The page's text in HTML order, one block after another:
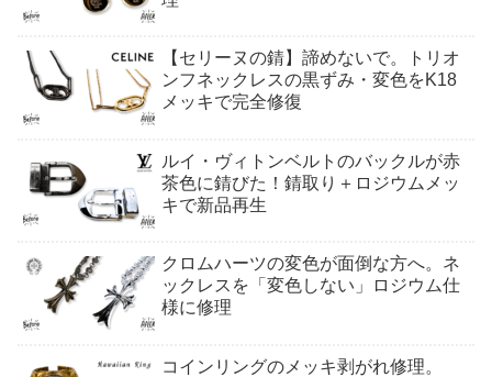
【セリーヌの錆】諦めないで。トリオ
ンフネックレスの黒ずみ・変色をK18
メッキで完全修復
ルイ・ヴィトンベルトのバックルが赤
茶色に錆びた！錆取り＋ロジウムメッ
キで新品再生
クロムハーツの変色が面倒な方へ。ネ
ックレスを「変色しない」ロジウム仕
様に修理
コインリングのメッキ剥がれ修理。